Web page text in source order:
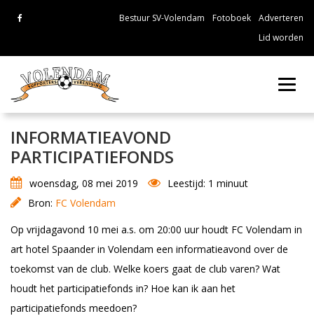
Bestuur SV-Volendam Fotoboek
Adverteren
Lid worden
INFORMATIEAVOND
PARTICIPATIEFONDS
woensdag, 08 mei 2019
Leestijd: 1 minuut
Bron: FC Volendam
Op vrijdagavond 10 mei a.s. om 20:00 uur houdt FC Volendam in
art hotel Spaander in Volendam een informatieavond over de
toekomst van de club. Welke koers gaat de club varen? Wat
houdt het participatiefonds in? Hoe kan ik aan het
participatiefonds meedoen?